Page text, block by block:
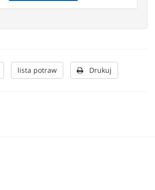
lista potraw Drukuj